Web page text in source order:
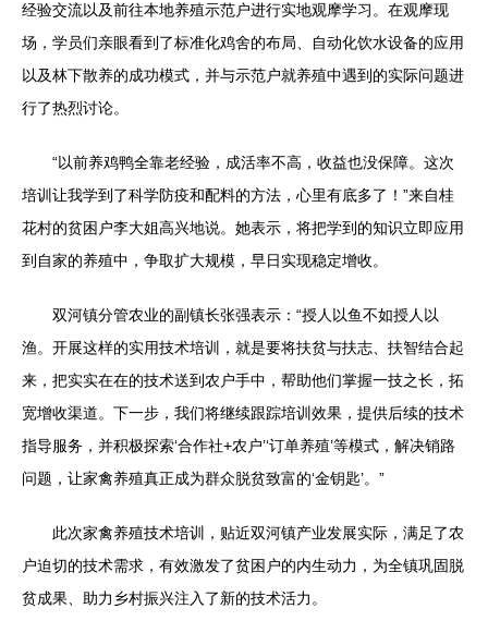
经验交流以及前往本地养殖示范户进行实地观摩学习。在观摩现
场，学员们亲眼看到了标准化鸡舍的布局、自动化饮水设备的应用
以及林下散养的成功模式，并与示范户就养殖中遇到的实际问题进
行了热烈讨论。
“以前养鸡鸭全靠老经验，成活率不高，收益也没保障。这次
培训让我学到了科学防疫和配料的方法，心里有底多了！”来自桂
花村的贫困户李大姐高兴地说。她表示，将把学到的知识立即应用
到自家的养殖中，争取扩大规模，早日实现稳定增收。
双河镇分管农业的副镇长张强表示：“授人以鱼不如授人以
渔。开展这样的实用技术培训，就是要将扶贫与扶志、扶智结合起
来，把实实在在的技术送到农户手中，帮助他们掌握一技之长，拓
宽增收渠道。下一步，我们将继续跟踪培训效果，提供后续的技术
指导服务，并积极探索‘合作社+农户’‘订单养殖’等模式，解决销路
问题，让家禽养殖真正成为群众脱贫致富的‘金钥匙’。”
此次家禽养殖技术培训，贴近双河镇产业发展实际，满足了农
户迫切的技术需求，有效激发了贫困户的内生动力，为全镇巩固脱
贫成果、助力乡村振兴注入了新的技术活力。